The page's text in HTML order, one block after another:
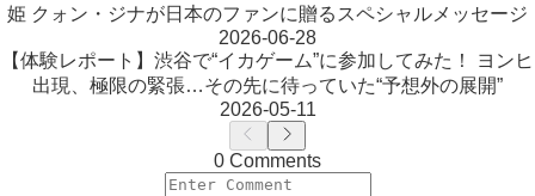
姫 クォン・ジナが日本のファンに贈るスペシャルメッセージ
2026-06-28
【体験レポート】渋谷で“イカゲーム”に参加してみた！ ヨンヒ
出現、極限の緊張…その先に待っていた“予想外の展開”
2026-05-11
0 Comments